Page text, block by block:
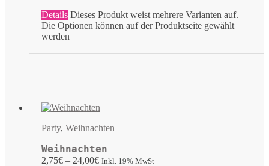
Details Dieses Produkt weist mehrere Varianten auf.
Die Optionen können auf der Produktseite gewählt
werden
Party, Weihnachten
Weihnachten
2,75€– 24,00€ Inkl. 19% MwSt